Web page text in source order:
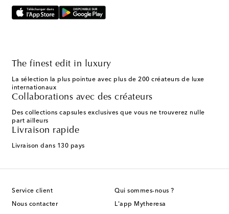
The finest edit in luxury
La sélection la plus pointue avec plus de 200 créateurs de luxe
internationaux
Collaborations avec des créateurs
Des collections capsules exclusives que vous ne trouverez nulle
part ailleurs
Livraison rapide
Livraison dans 130 pays
Service client
Nous contacter
Qui sommes-nous ?
L'app Mytheresa